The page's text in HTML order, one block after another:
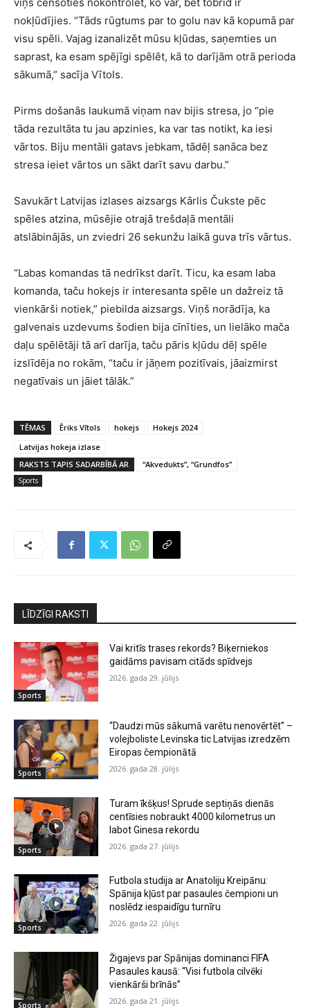
nokļūdījies. “Tāds rūgtums par to golu nav kā kopumā par
visu spēli. Vajag izanalizēt mūsu kļūdas, saņemties un
saprast, ka esam spējīgi spēlēt, kā to darījām otrā perioda
sākumā,” sacīja Vītols.
Pirms došanās laukumā viņam nav bijis stresa, jo “pie
tāda rezultāta tu jau apzinies, ka var tas notikt, ka iesi
vārtos. Biju mentāli gatavs jebkam, tādēļ sanāca bez
stresa ieiet vārtos un sākt darīt savu darbu.”
Savukārt Latvijas izlases aizsargs Kārlis Čukste pēc
spēles atzina, mūsējie otrajā trešdaļā mentāli
atslābinājās, un zviedri 26 sekunžu laikā guva trīs vārtus.
“Labas komandas tā nedrīkst darīt. Ticu, ka esam laba
komanda, taču hokejs ir interesanta spēle un dažreiz tā
vienkārši notiek,” piebilda aizsargs. Viņš norādīja, ka
galvenais uzdevums šodien bija cīnīties, un lielāko mača
daļu spēlētāji tā arī darīja, taču pāris kļūdu dēļ spēle
izslīdēja no rokām, “taču ir jāņem pozitīvais, jāaizmirst
negatīvais un jāiet tālāk.”
TĒMAS Ēriks Vītols hokejs
Hokejs 2024
Latvijas hokeja izlase
RAKSTS TAPIS SADARBĪBĀ AR
“Akvedukts”, “Grundfos”
Sports
LĪDZĪGI RAKSTI
Sports
Vai kritīs trases rekords? Biķerniekos
gaidāms pavisam citāds spīdvejs
2026. gada 29. jūlijs
Sports
“Daudzi mūs sākumā varētu nenovērtēt” –
volejboliste Levinska tic Latvijas izredzēm
Eiropas čempionātā
2026. gada 28. jūlijs
Sports
Turam īkšķus! Sprude septiņās dienās
centīsies nobraukt 4000 kilometrus un
labot Ginesa rekordu
2026. gada 27. jūlijs
Sports
Futbola studija ar Anatoliju Kreipānu:
Spānija kļūst par pasaules čempioni un
noslēdz iespaidīgu turnīru
2026. gada 22. jūlijs
Sports
Žigajevs par Spānijas dominanci FIFA
Pasaules kausā: “Visi futbola cilvēki
vienkārši brīnās”
2026. gada 21. jūlijs